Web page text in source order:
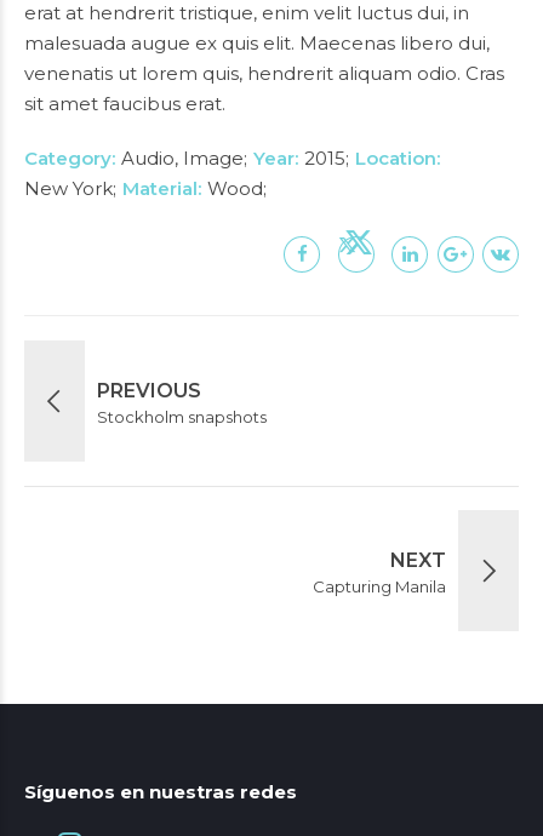
erat at hendrerit tristique, enim velit luctus dui, in
malesuada augue ex quis elit. Maecenas libero dui,
venenatis ut lorem quis, hendrerit aliquam odio. Cras
sit amet faucibus erat.
Category Audio, Image Year 2015 Location
New York Material Wood
PREVIOUS
Stockholm snapshots
NEXT
Capturing Manila
Síguenos en nuestras redes